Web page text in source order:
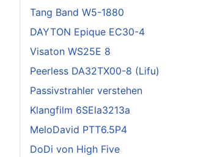
Tang Band W5-1880
DAYTON Epique EC30-4
Visaton WS25E 8
Peerless DA32TX00-8 (Lifu)
Passivstrahler verstehen
Klangfilm 6SEla3213a
MeloDavid PTT6.5P4
DoDi von High Five